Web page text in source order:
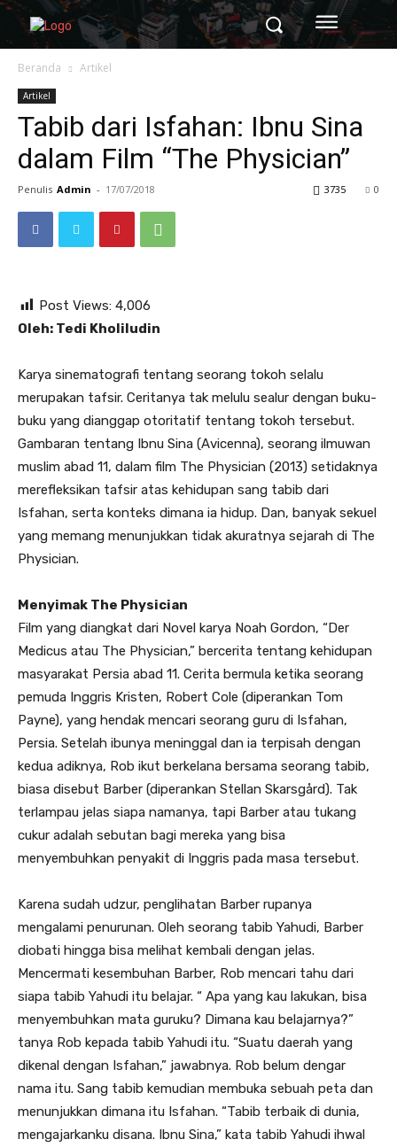
Beranda Artikel
Artikel
Tabib dari Isfahan: Ibnu Sina
dalam Film “The Physician”
Penulis Admin - 17/07/2018 0
3735
Post Views: 4,006
Oleh: Tedi Kholiludin
Karya sinematografi tentang seorang tokoh selalu
merupakan tafsir. Ceritanya tak melulu sealur dengan buku-
buku yang dianggap otoritatif tentang tokoh tersebut.
Gambaran tentang Ibnu Sina (Avicenna), seorang ilmuwan
muslim abad 11, dalam film The Physician (2013) setidaknya
merefleksikan tafsir atas kehidupan sang tabib dari
Isfahan, serta konteks dimana ia hidup. Dan, banyak sekuel
yang memang menunjukkan tidak akuratnya sejarah di The
Physician.
Menyimak The Physician
Film yang diangkat dari Novel karya Noah Gordon, “Der
Medicus atau The Physician,” bercerita tentang kehidupan
masyarakat Persia abad 11. Cerita bermula ketika seorang
pemuda Inggris Kristen, Robert Cole (diperankan Tom
Payne), yang hendak mencari seorang guru di Isfahan,
Persia. Setelah ibunya meninggal dan ia terpisah dengan
kedua adiknya, Rob ikut berkelana bersama seorang tabib,
biasa disebut Barber (diperankan Stellan Skarsgård). Tak
terlampau jelas siapa namanya, tapi Barber atau tukang
cukur adalah sebutan bagi mereka yang bisa
menyembuhkan penyakit di Inggris pada masa tersebut.
Karena sudah udzur, penglihatan Barber rupanya
mengalami penurunan. Oleh seorang tabib Yahudi, Barber
diobati hingga bisa melihat kembali dengan jelas.
Mencermati kesembuhan Barber, Rob mencari tahu dari
siapa tabib Yahudi itu belajar. “ Apa yang kau lakukan, bisa
menyembuhkan mata guruku? Dimana kau belajarnya?”
tanya Rob kepada tabib Yahudi itu. “Suatu daerah yang
dikenal dengan Isfahan,” jawabnya. Rob belum dengar
nama itu. Sang tabib kemudian membuka sebuah peta dan
menunjukkan dimana itu Isfahan. “Tabib terbaik di dunia,
mengajarkanku disana. Ibnu Sina,” kata tabib Yahudi ihwal